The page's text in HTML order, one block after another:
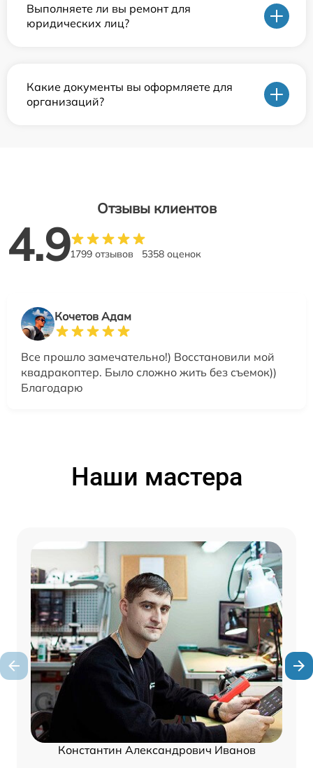
Выполняете ли вы ремонт для
юридических лиц?
Какие документы вы оформляете для
организаций?
Отзывы клиентов
4.91799 отзывов 5358 оценок
Кочетов Адам
Все прошло замечательно!) Восстановили мой
квадракоптер. Было сложно жить без съемок))
Благодарю
Наши мастера
Константин Александрович Иванов